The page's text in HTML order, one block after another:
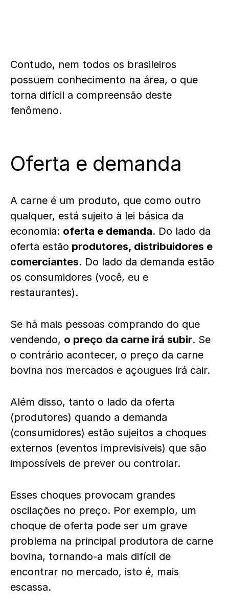
Contudo, nem todos os brasileiros
possuem conhecimento na área, o que
torna difícil a compreensão deste
fenômeno.
Oferta e demanda
A carne é um produto, que como outro
qualquer, está sujeito à lei básica da
economia: oferta e demanda. Do lado da
oferta estão produtores, distribuidores e
comerciantes. Do lado da demanda estão
os consumidores (você, eu e
restaurantes).
Se há mais pessoas comprando do que
vendendo, o preço da carne irá subir. Se
o contrário acontecer, o preço da carne
bovina nos mercados e açougues irá cair.
Além disso, tanto o lado da oferta
(produtores) quando a demanda
(consumidores) estão sujeitos a choques
externos (eventos imprevisíveis) que são
impossíveis de prever ou controlar.
Esses choques provocam grandes
oscilações no preço. Por exemplo, um
choque de oferta pode ser um grave
problema na principal produtora de carne
bovina, tornando-a mais difícil de
encontrar no mercado, isto é, mais
escassa.